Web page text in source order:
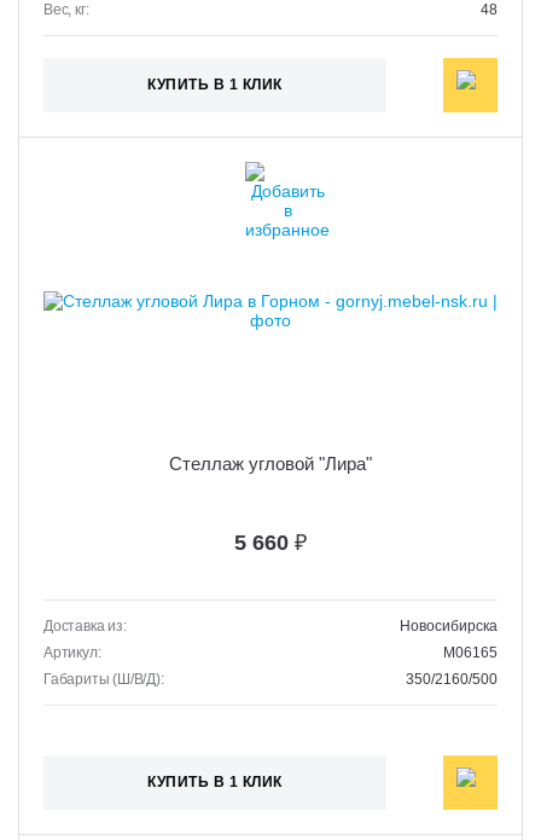
Вес, кг:
48
КУПИТЬ В 1 КЛИК
Стеллаж угловой "Лира"
5 660 ₽
Доставка из:
Новосибирска
Артикул:
M06165
Габариты (Ш/В/Д):
350/2160/500
КУПИТЬ В 1 КЛИК